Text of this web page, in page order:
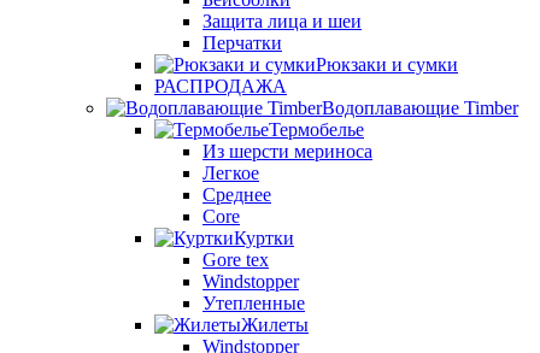
Защита лица и шеи
Перчатки
Рюкзаки и сумки
РАСПРОДАЖА
Водоплавающие Timber
Термобелье
Из шерсти мериноса
Легкое
Среднее
Core
Куртки
Gore tex
Windstopper
Утепленные
Жилеты
Windstopper